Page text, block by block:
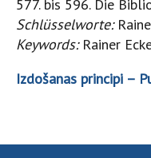
577. bis 596. Die
Schlüsselworte:
Keywords: Rainer
Izdošanas principi –